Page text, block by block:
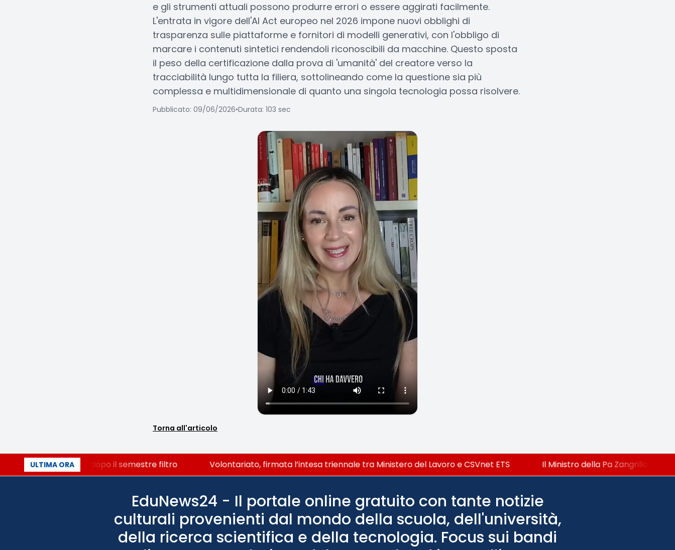
e gli strumenti attuali possono produrre errori o essere aggirati facilmente.
L'entrata in vigore dell'AI Act europeo nel 2026 impone nuovi obblighi di
trasparenza sulle piattaforme e fornitori di modelli generativi, con l'obbligo di
marcare i contenuti sintetici rendendoli riconoscibili da macchine. Questo sposta
il peso della certificazione dalla prova di 'umanità' del creatore verso la
tracciabilità lungo tutta la filiera, sottolineando come la questione sia più
complessa e multidimensionale di quanto una singola tecnologia possa risolvere.
Pubblicato: 09/06/2026•Durata: 103 sec
Torna all'articolo
ULTIMA ORA
i 500 posti vacanti dopo il semestre filtro Volontariato, firmata l’intesa triennale tra Ministero del Lavoro e CSVnet ETS Il Ministro della Pa Zangrillo in
EduNews24 - Il portale online gratuito con tante notizie
culturali provenienti dal mondo della scuola, dell'università,
della ricerca scientifica e della tecnologia. Focus sui bandi